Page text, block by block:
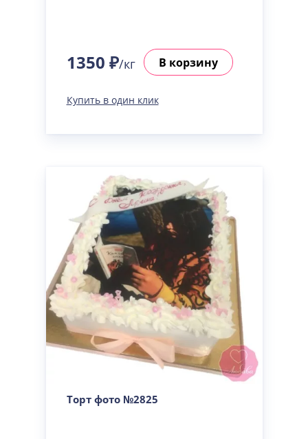
1350 ₽/кг В корзину
Купить в один клик
Торт фото №2825